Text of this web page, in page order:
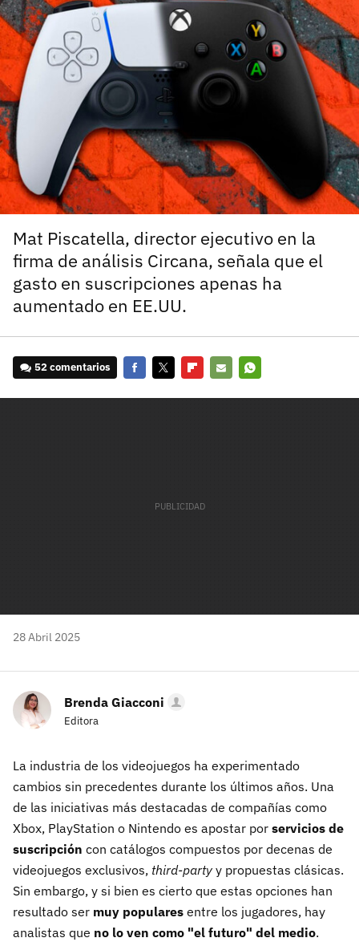
Mat Piscatella, director ejecutivo en la
firma de análisis Circana, señala que el
gasto en suscripciones apenas ha
aumentado en EE.UU.
52 comentarios
28 Abril 2025
Brenda Giacconi
Editora
La industria de los videojuegos ha experimentado
cambios sin precedentes durante los últimos años. Una
de las iniciativas más destacadas de compañías como
Xbox, PlayStation o Nintendo es apostar por servicios de
suscripción con catálogos compuestos por decenas de
videojuegos exclusivos, third-party y propuestas clásicas.
Sin embargo, y si bien es cierto que estas opciones han
resultado ser muy populares entre los jugadores, hay
analistas que no lo ven como "el futuro" del medio.
¿Todavía no tienes cuenta?
Regístrate gratis
El inicio de sesión con Facebook ya no está
disponible, pero puedes seguir usando tu cuenta
de 3DJuegos:
Recupera tu acceso con Facebook
carácter inicial), pero no mayúsculas, espacios, tildes
o caracteres especiales.
He leído y acepto la
politica de privacidad y
de participación
Registrarse en 3DJuegos
Entra con Google
¿Ya tienes cuenta?
Entra en 3DJuegos